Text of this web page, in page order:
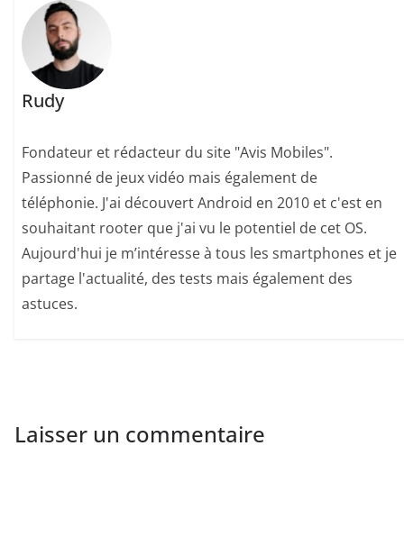
Rudy
Fondateur et rédacteur du site "Avis Mobiles".
Passionné de jeux vidéo mais également de
téléphonie. J'ai découvert Android en 2010 et c'est en
souhaitant rooter que j'ai vu le potentiel de cet OS.
Aujourd'hui je m’intéresse à tous les smartphones et je
partage l'actualité, des tests mais également des
astuces.
Laisser un commentaire